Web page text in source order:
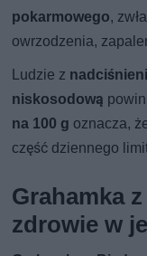
pokarmowego,
owrzodzenia,
Ludzie z
niskosodową
na 100 g oznacza,
część dziennego
Grahamka
zdrowie w